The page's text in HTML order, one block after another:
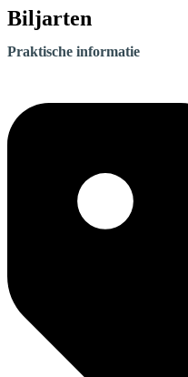
Biljarten
Praktische informatie